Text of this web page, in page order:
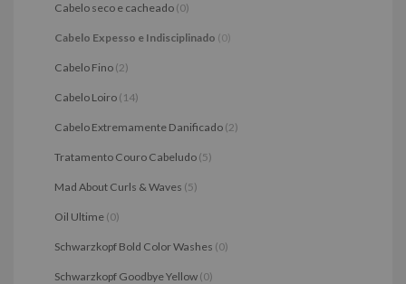
Cabelo seco e cacheado (0)
Cabelo Expesso e Indisciplinado (0)
Cabelo Fino (2)
Cabelo Loiro (14)
Cabelo Extremamente Danificado (2)
Tratamento Couro Cabeludo (5)
Mad About Curls & Waves (5)
Oil Ultime (0)
Schwarzkopf Bold Color Washes (0)
Schwarzkopf Goodbye Yellow (0)